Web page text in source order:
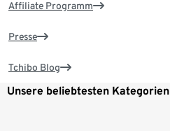
Affiliate Programm
Presse
Tchibo Blog
Unsere beliebtesten Kategorien